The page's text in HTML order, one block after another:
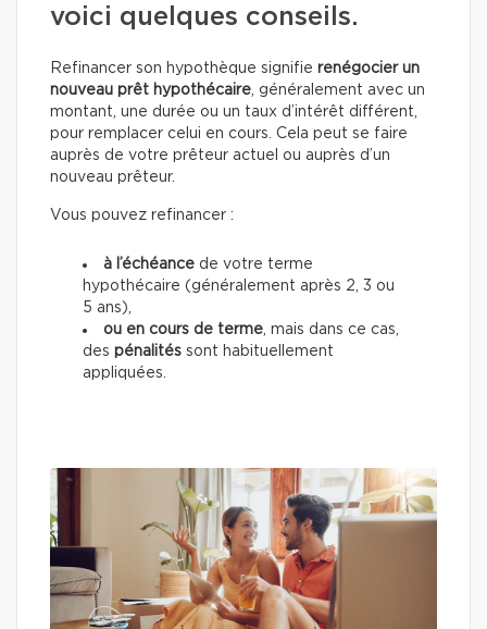
voici quelques conseils.
Refinancer son hypothèque signifie renégocier un
nouveau prêt hypothécaire, généralement avec un
montant, une durée ou un taux d’intérêt différent,
pour remplacer celui en cours. Cela peut se faire
auprès de votre prêteur actuel ou auprès d’un
nouveau prêteur.
Vous pouvez refinancer :
à l’échéance de votre terme
hypothécaire (généralement après 2, 3 ou
5 ans),
ou en cours de terme, mais dans ce cas,
des pénalités sont habituellement
appliquées.